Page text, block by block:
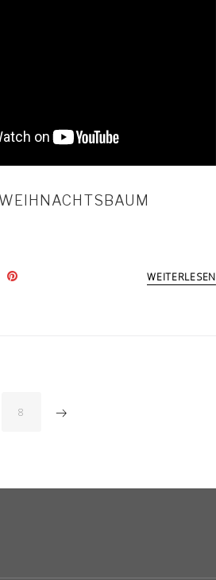
Pinterest WEITERLESEN
8